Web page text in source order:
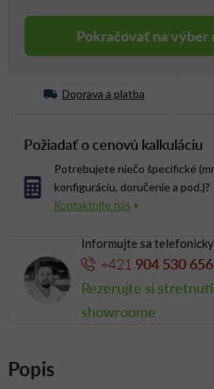
Pokračovať na výber
Doprava a platba
Požiadať o cenovú kalkuláciu
Potrebujete niečo špecifické
konfiguráciu, doručenie a pod.)?
Informujte sa telefonicky
+421 904 530 656
Rezerujte si
showroome
Popis